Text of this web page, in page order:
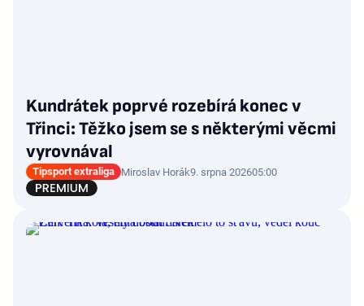
Kundrátek poprvé rozebírá konec v
Třinci: Těžko jsem se s některými věcmi
vyrovnával
Tipsport extraliga Miroslav Horák9. srpna 202605:00